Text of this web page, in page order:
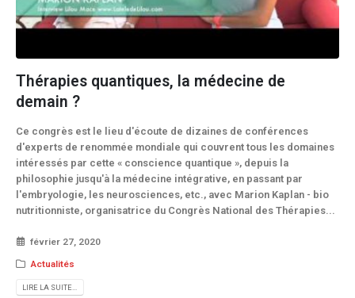
Thérapies quantiques, la médecine de
demain ?
Ce congrès est le lieu d'écoute de dizaines de conférences
d'experts de renommée mondiale qui couvrent tous les domaines
intéressés par cette « conscience quantique », depuis la
philosophie jusqu'à la médecine intégrative, en passant par
l'embryologie, les neurosciences, etc., avec Marion Kaplan - bio
nutritionniste, organisatrice du Congrès National des Thérapies...
février 27, 2020
Actualités
LIRE LA SUITE...